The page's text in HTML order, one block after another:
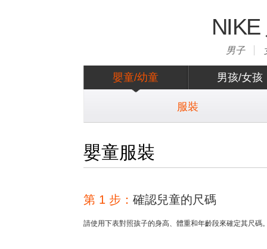
男子
嬰童/幼童
服裝
男孩/女孩
嬰童服裝
第 1 步： 確認兒童的尺碼
請使用下表對照孩子的身高、體重和年齡段來確定其尺碼